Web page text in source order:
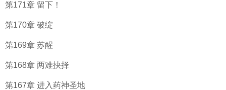
第171章 留下！
第170章 破绽
第169章 苏醒
第168章 两难抉择
第167章 进入药神圣地